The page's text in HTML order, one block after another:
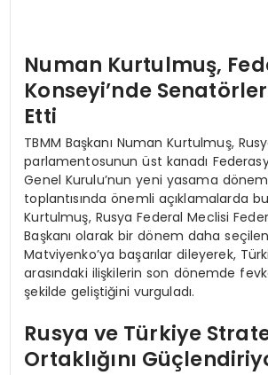
Numan Kurtulmuş,
Konseyi’nde
Etti
TBMM Başkanı Numan Kurtulmuş,
parlamentosunun üst kanadı
Genel Kurulu’nun yeni yasama dönemi
toplantısında önemli açıklamalarda
Kurtulmuş, Rusya Federal Meclisi
Başkanı olarak bir dönem daha
Matviyenko’ya başarılar dileyerek,
arasındaki ilişkilerin son dönemde
şekilde geliştiğini vurguladı.
Rusya ve Türkiye
Ortaklığını